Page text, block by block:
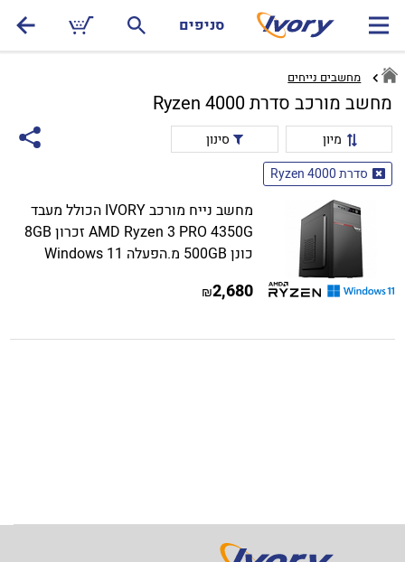
סניפים
מחשבים נייחים
מחשב מורכב סדרת Ryzen 4000
מיון
סינון
סדרת Ryzen 4000
מחשב נייח מורכב IVORY הכולל מעבד
AMD Ryzen 3 PRO 4350G זכרון 8GB
כונן 500GB מ.הפעלה Windows 11
2,680
₪